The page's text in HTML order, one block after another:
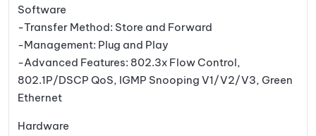
Software
-Transfer Method: Store and Forward
-Management: Plug and Play
-Advanced Features: 802.3x Flow Control,
802.1P/DSCP QoS, IGMP Snooping V1/V2/V3, Green
Ethernet
Hardware